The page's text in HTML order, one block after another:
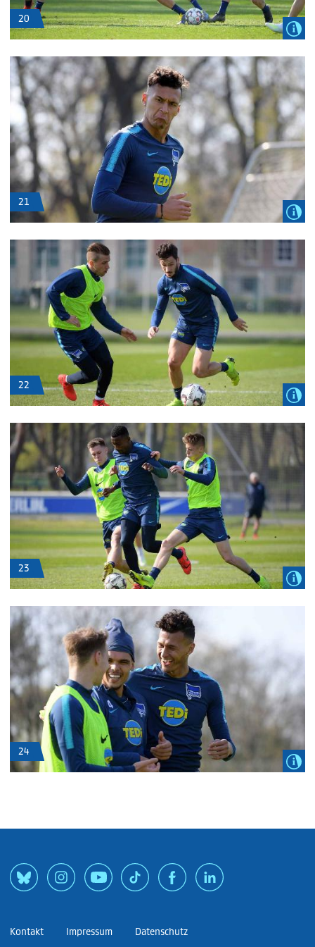
20
21
22
23
24
Kontakt Impressum Datenschutz